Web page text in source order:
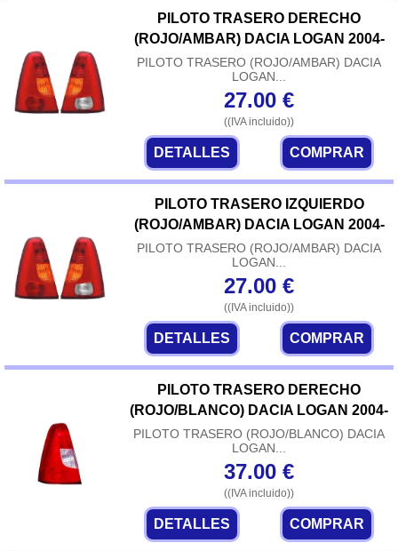
PILOTO TRASERO DERECHO
(ROJO/AMBAR) DACIA LOGAN 2004-
PILOTO TRASERO (ROJO/AMBAR) DACIA
LOGAN...
27.00 €
((IVA incluido))
DETALLES COMPRAR
PILOTO TRASERO IZQUIERDO
(ROJO/AMBAR) DACIA LOGAN 2004-
PILOTO TRASERO (ROJO/AMBAR) DACIA
LOGAN...
27.00 €
((IVA incluido))
DETALLES COMPRAR
PILOTO TRASERO DERECHO
(ROJO/BLANCO) DACIA LOGAN 2004-
PILOTO TRASERO (ROJO/BLANCO) DACIA
LOGAN...
37.00 €
((IVA incluido))
DETALLES COMPRAR